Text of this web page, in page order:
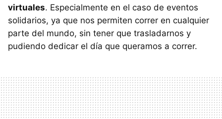
virtuales. Especialmente en el caso de eventos
solidarios, ya que nos permiten correr en cualquier
parte del mundo, sin tener que trasladarnos y
pudiendo dedicar el día que queramos a correr.